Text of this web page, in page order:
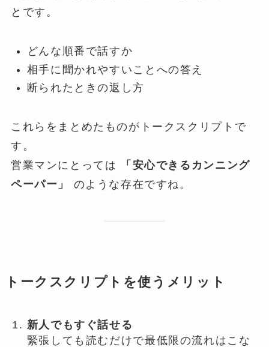
とです。
どんな順番で話すか
相手に聞かれやすいことへの答え
断られたときの返し方
これらをまとめたものがトークスクリプトで
す。
営業マンにとっては
「安心できるカンニング
ペーパー」
のような存在ですね。
トークスクリプトを使うメリット
新人でもすぐ話せる
緊張しても読むだけで最低限の流れはこな